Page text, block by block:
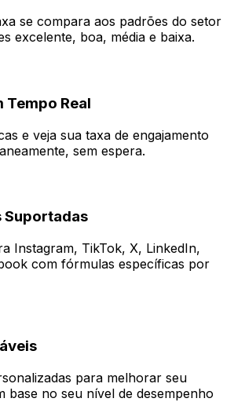
se compara aos padrões do setor
excelente, boa, média e baixa.
Tempo Real
e veja sua taxa de engajamento
sem espera.
Suportadas
Instagram, TikTok, X, LinkedIn,
com fórmulas específicas por
para melhorar seu
base no seu nível de desempenho